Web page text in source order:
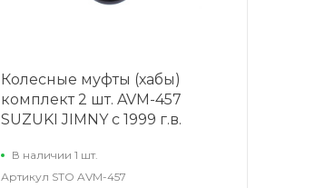
Колесные муфты (хабы)
комплект 2 шт. AVM-457
SUZUKI JIMNY c 1999 г.в.
В наличии 1 шт.
Артикул STO AVM-457